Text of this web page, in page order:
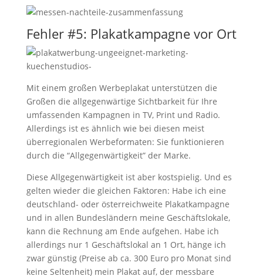
Fehler #5: Plakatkampagne vor Ort
Mit einem großen Werbeplakat unterstützen die
Großen die allgegenwärtige Sichtbarkeit für Ihre
umfassenden Kampagnen in TV, Print und Radio.
Allerdings ist es ähnlich wie bei diesen meist
überregionalen Werbeformaten: Sie funktionieren
durch die “Allgegenwärtigkeit” der Marke.
Diese Allgegenwärtigkeit ist aber kostspielig. Und es
gelten wieder die gleichen Faktoren: Habe ich eine
deutschland- oder österreichweite Plakatkampagne
und in allen Bundesländern meine Geschäftslokale,
kann die Rechnung am Ende aufgehen. Habe ich
allerdings nur 1 Geschäftslokal an 1 Ort, hänge ich
zwar günstig (Preise ab ca. 300 Euro pro Monat sind
keine Seltenheit) mein Plakat auf, der messbare